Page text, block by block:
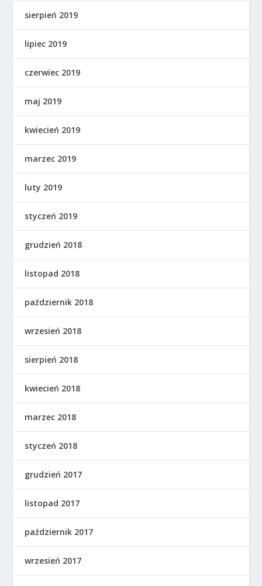
sierpień 2019
lipiec 2019
czerwiec 2019
maj 2019
kwiecień 2019
marzec 2019
luty 2019
styczeń 2019
grudzień 2018
listopad 2018
październik 2018
wrzesień 2018
sierpień 2018
kwiecień 2018
marzec 2018
styczeń 2018
grudzień 2017
listopad 2017
październik 2017
wrzesień 2017